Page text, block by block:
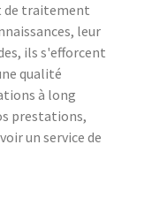
de traitement
leur
ils s'efforcent
qualité
à long
prestations,
un service de